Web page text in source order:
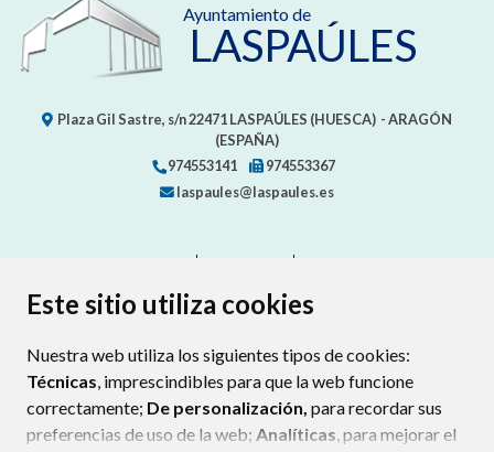
Este sitio utiliza cookies
Nuestra web utiliza los siguientes tipos de cookies:
Técnicas, imprescindibles para que la web funcione
correctamente; De personalización, para recordar sus
preferencias de uso de la web; Analíticas, para mejorar el
Ayuntamiento de
LASPAÚLES
Plaza Gil Sastre, s/n22471LASPAÚLES (HUESCA) - ARAGÓN
(ESPAÑA)
974553141
974553367
laspaules@laspaules.es
PROTECCIÓN DE DATOS
POLÍTICA DE COOKIES